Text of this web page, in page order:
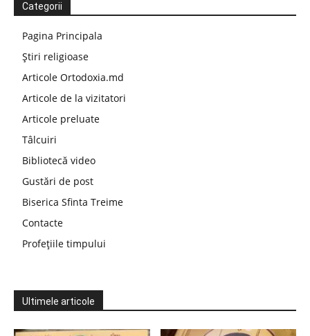
Categorii
Pagina Principala
Știri religioase
Articole Ortodoxia.md
Articole de la vizitatori
Articole preluate
Tâlcuiri
Bibliotecă video
Gustări de post
Biserica Sfinta Treime
Contacte
Profețiile timpului
Ultimele articole